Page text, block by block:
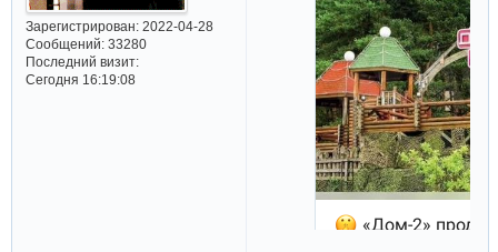
Зарегистрирован: 2022-04-28
Сообщений:33280
Последний визит:
Сегодня 16:19:08